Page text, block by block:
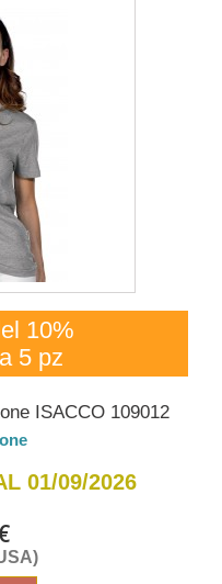
10%
5 pz
ISACCO 109012
01/09/2026